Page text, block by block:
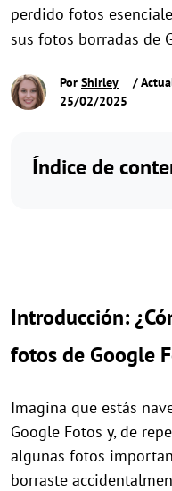
perdido fotos
sus fotos borradas de
Por Shirley
/
25/02/2025
Índice de
Introducción:
fotos de Google
Imagina que estás
Google Fotos y, de
algunas fotos
borraste